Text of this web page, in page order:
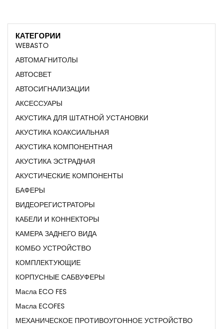
КАТЕГОРИИ
WEBASTO
АВТОМАГНИТОЛЫ
АВТОСВЕТ
АВТОСИГНАЛИЗАЦИИ
АКСЕССУАРЫ
АКУСТИКА ДЛЯ ШТАТНОЙ УСТАНОВКИ
АКУСТИКА КОАКСИАЛЬНАЯ
АКУСТИКА КОМПОНЕНТНАЯ
АКУСТИКА ЭСТРАДНАЯ
АКУСТИЧЕСКИЕ КОМПОНЕНТЫ
БАФЕРЫ
ВИДЕОРЕГИСТРАТОРЫ
КАБЕЛИ И КОННЕКТОРЫ
КАМЕРА ЗАДНЕГО ВИДА
КОМБО УСТРОЙСТВО
КОМПЛЕКТУЮЩИЕ
КОРПУСНЫЕ САБВУФЕРЫ
Масла ECO FES
Масла ECOFES
МЕХАНИЧЕСКОЕ ПРОТИВОУГОННОЕ УСТРОЙСТВО